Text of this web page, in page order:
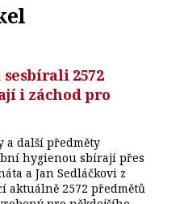
2572
i záchod pro
a další předměty
hygienou sbírají přes
a Jan Sedláčkovi z
aktuálně 2572 předmětů